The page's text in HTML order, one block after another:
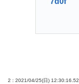
2 : 2021/04/25(日) 12:30:16.52